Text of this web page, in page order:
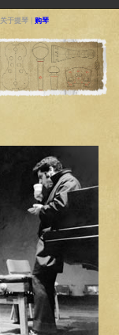
关于提琴 购琴